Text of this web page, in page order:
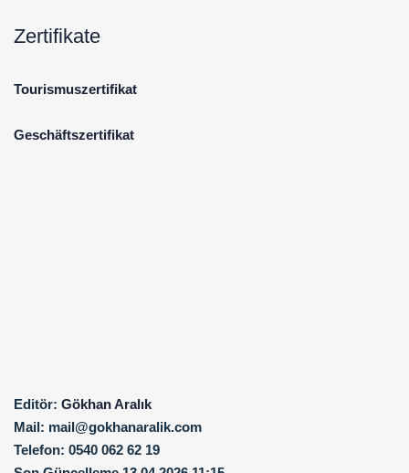
Zertifikate
Tourismuszertifikat
Geschäftszertifikat
Editör: Gökhan Aralık
Mail: mail@gokhanaralik.com
Telefon: 0540 062 62 19